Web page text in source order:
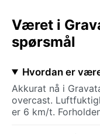
Været i
spørsmål
Hvordan er
Akkurat nå i
overcast.
er 6 km/t.